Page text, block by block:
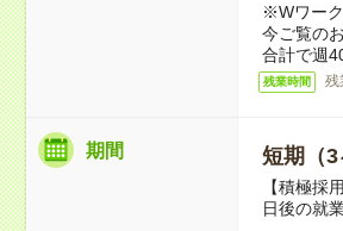
※Wワー
今ご覧の
合計で週
残業時間 残
期間 短期（
【積極採
日後の就